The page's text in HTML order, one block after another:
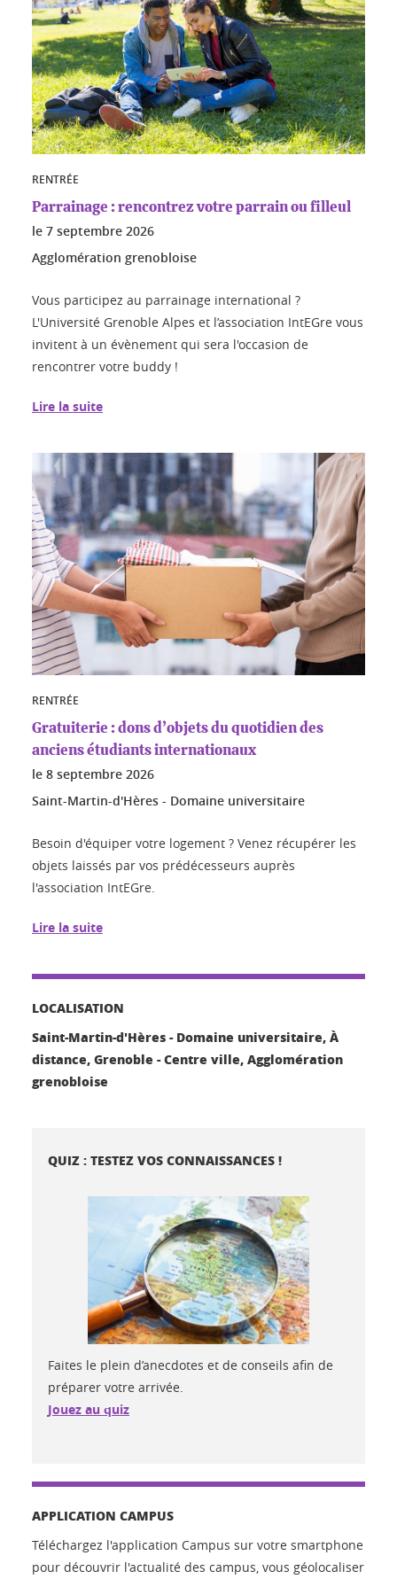
RENTRÉE
Parrainage : rencontrez votre parrain ou filleul
le 7 septembre 2026
Agglomération grenobloise
Vous participez au parrainage international ?
L'Université Grenoble Alpes et l’association IntEGre vous
invitent à un évènement qui sera l'occasion de
rencontrer votre buddy !
Lire la suite
RENTRÉE
Gratuiterie : dons d’objets du quotidien des
anciens étudiants internationaux
le 8 septembre 2026
Saint-Martin-d'Hères - Domaine universitaire
Besoin d'équiper votre logement ? Venez récupérer les
objets laissés par vos prédécesseurs auprès
l'association IntEGre.
Lire la suite
LOCALISATION
Saint-Martin-d'Hères - Domaine universitaire, À
distance, Grenoble - Centre ville, Agglomération
grenobloise
QUIZ : TESTEZ VOS CONNAISSANCES !
Faites le plein d’anecdotes et de conseils afin de
préparer votre arrivée.
Jouez au quiz
APPLICATION CAMPUS
Téléchargez l'application Campus sur votre smartphone
pour découvrir l'actualité des campus, vous géolocaliser